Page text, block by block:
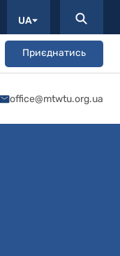
UA
Приєднатись
office@mtwtu.org.ua